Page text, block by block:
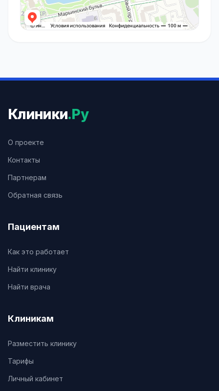
Клиники.Ру
О проекте
Контакты
Партнерам
Обратная связь
Пациентам
Как это работает
Найти клинику
Найти врача
Клиникам
Разместить клинику
Тарифы
Личный кабинет